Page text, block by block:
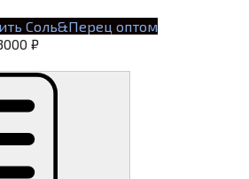
Соль&Перец оптом
₽